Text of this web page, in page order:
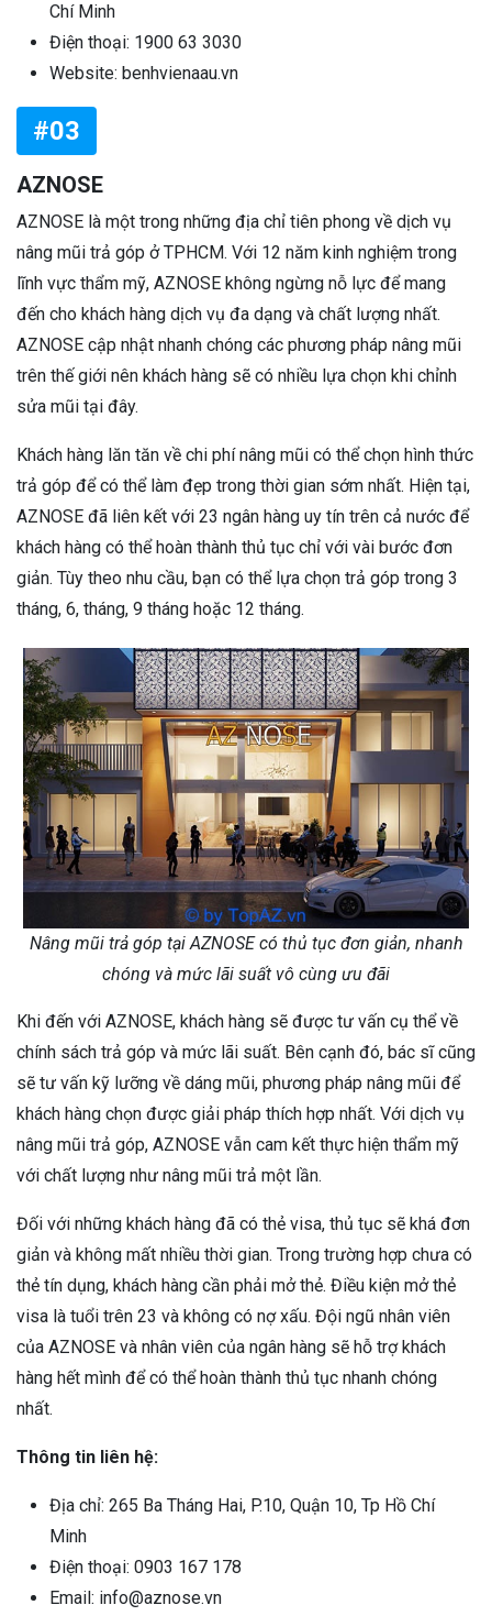
Chí Minh
Điện thoại: 1900 63 3030
Website: benhvienaau.vn
#03
AZNOSE
AZNOSE là một trong những địa chỉ tiên phong về dịch vụ
nâng mũi trả góp ở TPHCM. Với 12 năm kinh nghiệm trong
lĩnh vực thẩm mỹ, AZNOSE không ngừng nỗ lực để mang
đến cho khách hàng dịch vụ đa dạng và chất lượng nhất.
AZNOSE cập nhật nhanh chóng các phương pháp nâng mũi
trên thế giới nên khách hàng sẽ có nhiều lựa chọn khi chỉnh
sửa mũi tại đây.
Khách hàng lăn tăn về chi phí nâng mũi có thể chọn hình thức
trả góp để có thể làm đẹp trong thời gian sớm nhất. Hiện tại,
AZNOSE đã liên kết với 23 ngân hàng uy tín trên cả nước để
khách hàng có thể hoàn thành thủ tục chỉ với vài bước đơn
giản. Tùy theo nhu cầu, bạn có thể lựa chọn trả góp trong 3
tháng, 6, tháng, 9 tháng hoặc 12 tháng.
Nâng mũi trả góp tại AZNOSE có thủ tục đơn giản, nhanh
chóng và mức lãi suất vô cùng ưu đãi
Khi đến với AZNOSE, khách hàng sẽ được tư vấn cụ thể về
chính sách trả góp và mức lãi suất. Bên cạnh đó, bác sĩ cũng
sẽ tư vấn kỹ lưỡng về dáng mũi, phương pháp nâng mũi để
khách hàng chọn được giải pháp thích hợp nhất. Với dịch vụ
nâng mũi trả góp, AZNOSE vẫn cam kết thực hiện thẩm mỹ
với chất lượng như nâng mũi trả một lần.
Đối với những khách hàng đã có thẻ visa, thủ tục sẽ khá đơn
giản và không mất nhiều thời gian. Trong trường hợp chưa có
thẻ tín dụng, khách hàng cần phải mở thẻ. Điều kiện mở thẻ
visa là tuổi trên 23 và không có nợ xấu. Đội ngũ nhân viên
của AZNOSE và nhân viên của ngân hàng sẽ hỗ trợ khách
hàng hết mình để có thể hoàn thành thủ tục nhanh chóng
nhất.
Thông tin liên hệ:
Địa chỉ: 265 Ba Tháng Hai, P.10, Quận 10, Tp Hồ Chí
Minh
Điện thoại: 0903 167 178
Email: info@aznose.vn